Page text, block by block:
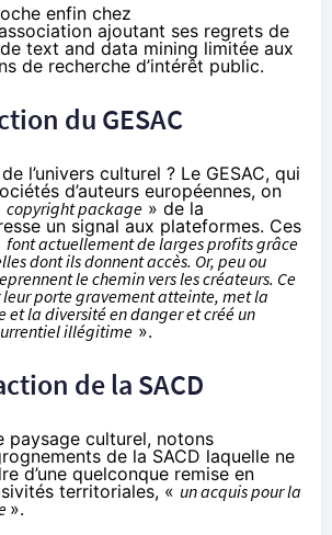
enfin chez
ajoutant ses regrets de
text and data mining limitée aux
de recherche d’intérêt public.
du GESAC
l’univers culturel ? Le GESAC, qui
d’auteurs européennes, on
copyright package » de la
un signal aux plateformes. Ces
font actuellement de larges profits grâce
dont ils donnent accès. Or, peu ou
le chemin vers les créateurs. Ce
porte gravement atteinte, met la
la diversité en danger et créé un
illégitime ».
de la SACD
paysage culturel, notons
de la SACD laquelle ne
d’une quelconque remise en
territoriales, « un acquis pour la
».